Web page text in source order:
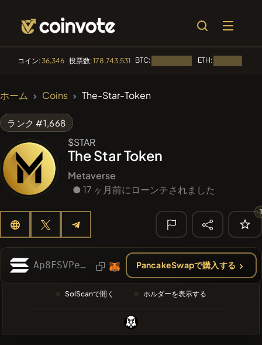
コイン:36,346 投票数:178,743,531 BTC: ETH:
BullSync
#1135
ATH ATH
#608
LIMOCOIN SWAP
#84
索
❌最近のコ
インはあり
ません
ホーム Coins The-Star-Token
ランク #1,668
$STAR
The Star Token
Metaverse
● 17 ヶ月前にローンチされました
1
Ap8FSVPew7iPebcnbbBvAKi9w276qZUgkqVQX11sPqbW PancakeSwapで購入する
SolScanで開く ホルダーを表示する